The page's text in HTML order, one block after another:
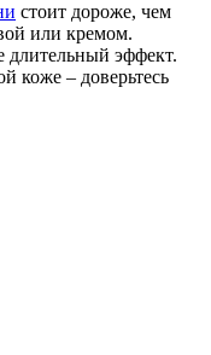
стоит дороже, чем
или кремом.
длительный эффект.
коже – доверьтесь